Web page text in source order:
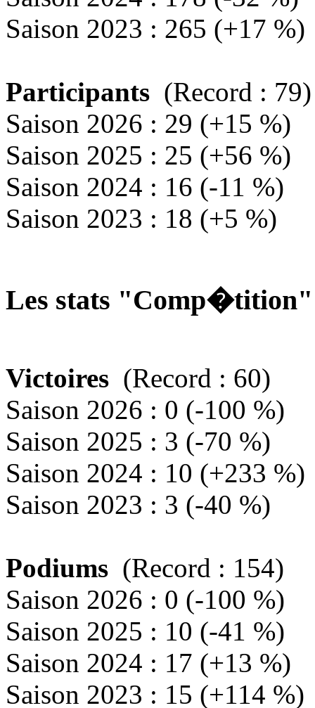
Saison 2023 : 265 (+17 %)
Participants (Record : 79)
Saison 2026 : 29 (+15 %)
Saison 2025 : 25 (+56 %)
Saison 2024 : 16 (-11 %)
Saison 2023 : 18 (+5 %)
Les stats
Victoires (Record : 60)
Saison 2026 : 0 (-100 %)
Saison 2025 : 3 (-70 %)
Saison 2024 : 10 (+233 %)
Saison 2023 : 3 (-40 %)
Podiums (Record : 154)
Saison 2026 : 0 (-100 %)
Saison 2025 : 10 (-41 %)
Saison 2024 : 17 (+13 %)
Saison 2023 : 15 (+114 %)